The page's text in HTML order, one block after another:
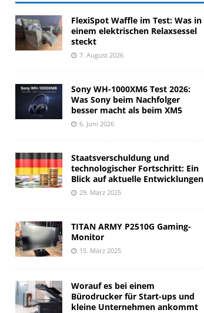
FlexiSpot Waffle im Test: Was in
einem elektrischen Relaxsessel
steckt
7. August 2026
Sony WH-1000XM6 Test 2026:
Was Sony beim Nachfolger
besser macht als beim XM5
6. Juni 2026
Staatsverschuldung und
technologischer Fortschritt: Ein
Blick auf aktuelle Entwicklungen
29. März 2025
TITAN ARMY P2510G Gaming-
Monitor
15. März 2025
Worauf es bei einem
Bürodrucker für Start-ups und
kleine Unternehmen ankommt